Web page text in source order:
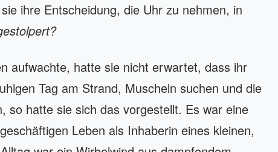
ihre Entscheidung, die Uhr zu nehmen, in
aufwachte, hatte sie nicht erwartet, dass ihr
Tag am Strand, Muscheln suchen und die
so hatte sie sich das vorgestellt. Es war eine
Leben als Inhaberin eines kleinen,